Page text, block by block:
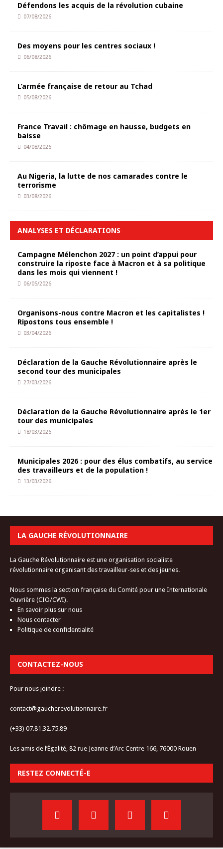
Défendons les acquis de la révolution cubaine
07/08/2026
Des moyens pour les centres sociaux !
06/08/2026
L’armée française de retour au Tchad
05/08/2026
France Travail : chômage en hausse, budgets en
baisse
04/08/2026
Au Nigeria, la lutte de nos camarades contre le
terrorisme
03/08/2026
ANALYSES ET DÉCLARATIONS
Campagne Mélenchon 2027 : un point d’appui pour
construire la riposte face à Macron et à sa politique
dans les mois qui viennent !
06/05/2026
Organisons-nous contre Macron et les capitalistes !
Ripostons tous ensemble !
03/04/2026
Déclaration de la Gauche Révolutionnaire après le
second tour des municipales
27/03/2026
Déclaration de la Gauche Révolutionnaire après le 1er
tour des municipales
18/03/2026
Municipales 2026 : pour des élus combatifs, au service
des travailleurs et de la population !
13/03/2026
LA GAUCHE RÉVOLUTIONNAIRE
La Gauche Révolutionnaire est une organisation socialiste
révolutionnaire organisant des travailleur-ses et des jeunes.
Nous sommes la section française du Comité pour une Internationale
Ouvrière (CIO/CWI).
En savoir plus sur nous
Nous contacter
Politique de confidentialité
CONTACTEZ-NOUS
Pour nous joindre :
contact@gaucherevolutionnaire.fr
(+33) 07.81.32.75.89
Les amis de l’Égalité, 82 rue Jeanne d’Arc Centre 166, 76000 Rouen
RESTEZ CONNECTÉ-E